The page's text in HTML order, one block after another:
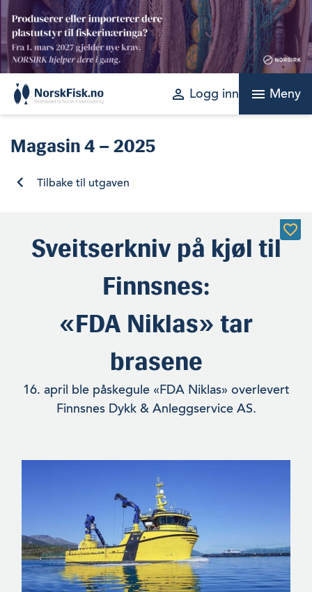
Skip
content
perm_identity Logg inn menu Meny
Magasin4 – 2025
Tilbake til utgaven
Sveitserkniv på kjøl til
Finnsnes:
«FDA Niklas» tar
brasene
16. april ble påskegule «FDA Niklas» overlevert
Finnsnes Dykk & Anleggservice AS.